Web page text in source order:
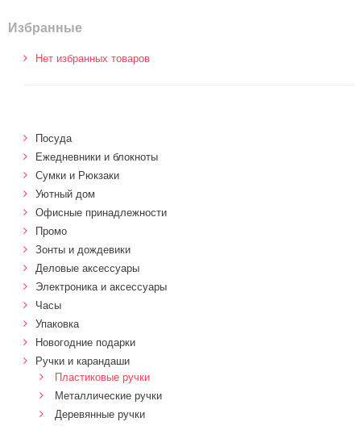
Избранные
Нет избранных товаров
Посуда
Ежедневники и блокноты
Сумки и Рюкзаки
Уютный дом
Офисные принадлежности
Промо
Зонты и дождевики
Деловые аксессуары
Электроника и аксессуары
Часы
Упаковка
Новогодние подарки
Ручки и карандаши
Пластиковые ручки
Металлические ручки
Деревянные ручки